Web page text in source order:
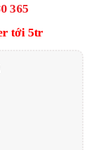
365
tới 5tr